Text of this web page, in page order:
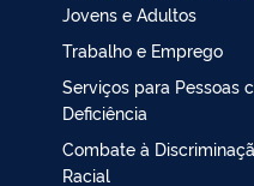
Jovens e Adultos
Trabalho e Emprego
Serviços para Pessoas
Deficiência
Combate à
Racial